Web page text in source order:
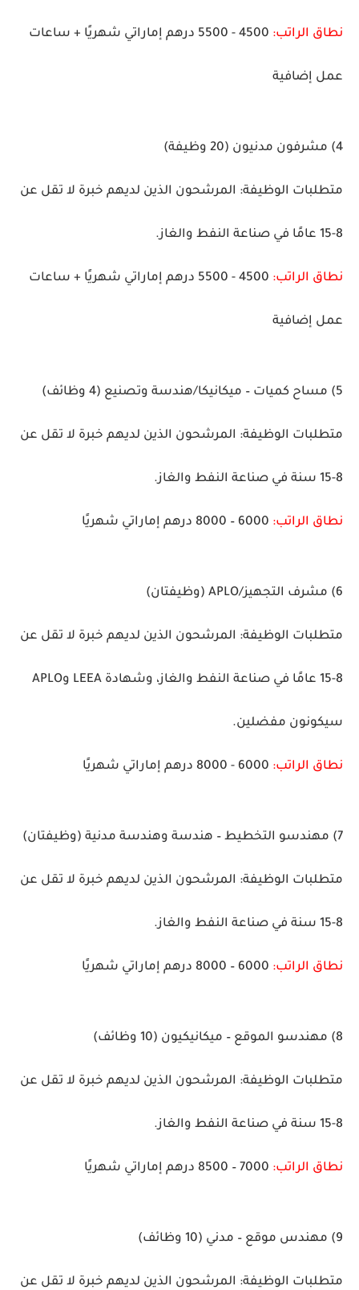
نطاق الراتب: 4500 - 5500 درهم إماراتي شهريًا + ساعات
عمل إضافية
4) مشرفون مدنيون (20 وظيفة)
متطلبات الوظيفة: المرشحون الذين لديهم خبرة لا تقل عن
8-15 عامًا في صناعة النفط والغاز.
نطاق الراتب: 4500 - 5500 درهم إماراتي شهريًا + ساعات
عمل إضافية
5) مساح كميات – ميكانيكا/هندسة وتصنيع (4 وظائف)
متطلبات الوظيفة: المرشحون الذين لديهم خبرة لا تقل عن
8-15 سنة في صناعة النفط والغاز.
نطاق الراتب:
6) مشرف التجهيز/APLO (وظيفتان)
متطلبات الوظيفة: المرشحون الذين لديهم خبرة لا تقل عن
8-15 عامًا في صناعة النفط والغاز، وشهادة LEEA وAPLO
سيكونون مفضلين.
نطاق الراتب:
7) مهندسو التخطيط – هندسة وهندسة مدنية (وظيفتان)
متطلبات الوظيفة: المرشحون الذين لديهم خبرة لا تقل عن
8-15 سنة في صناعة النفط والغاز.
نطاق الراتب:
8) مهندسو الموقع – ميكانيكيون (10 وظائف)
متطلبات الوظيفة: المرشحون الذين لديهم خبرة لا تقل عن
8-15 سنة في صناعة النفط والغاز.
نطاق الراتب:
9) مهندس موقع – مدني (10 وظائف)
متطلبات الوظيفة: المرشحون الذين لديهم خبرة لا تقل عن